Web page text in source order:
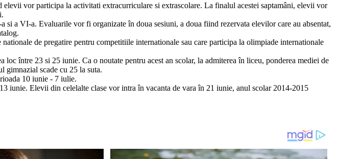
vor participa la activitati extracurriculare si extrascolare. La finalul acestei saptamâni, elevii vor
a VI-a. Evaluarile vor fi organizate în doua sesiuni, a doua fiind rezervata elevilor care au absentat,
de pregatire pentru competitiile internationale sau care participa la olimpiade internationale
între 23 si 25 iunie. Ca o noutate pentru acest an scolar, la admiterea în liceu, ponderea mediei de
gimnazial scade cu 25 la suta.
10 iunie - 7 iulie.
iunie. Elevii din celelalte clase vor intra în vacanta de vara în 21 iunie, anul scolar 2014-2015